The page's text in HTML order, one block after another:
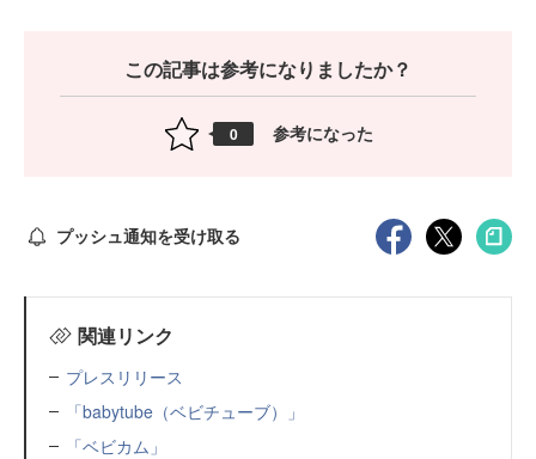
この記事は参考になりましたか？
0 参考になった
プッシュ通知を受け取る
関連リンク
プレスリリース
「babytube（ベビチューブ）」
「ベビカム」